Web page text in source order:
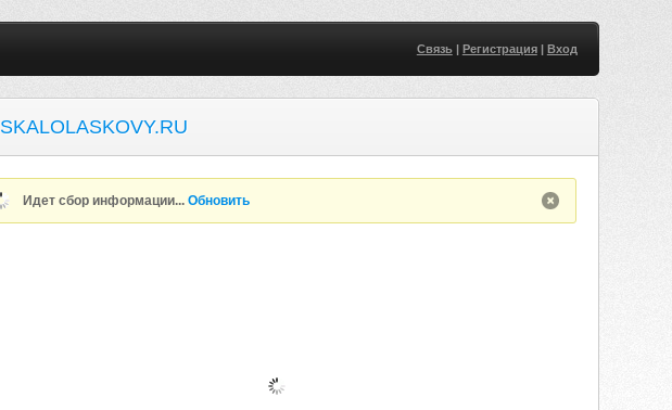
Связь| Регистрация| Вход
SKALOLASKOVY.RU
Идет сбор информации...Обновить